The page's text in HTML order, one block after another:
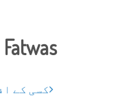
کسی کے